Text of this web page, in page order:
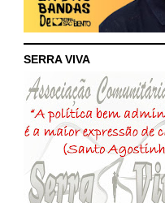
SERRA VIVA